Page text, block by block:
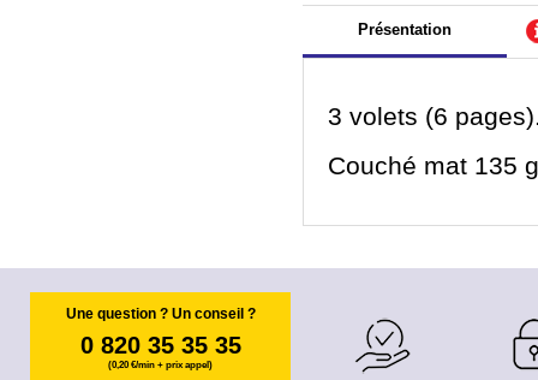
Présentation
3 volets (6
Couché mat 135
Une question ? Un conseil ?
0 820 35 35 35
(0,20 €/min + prix appel)